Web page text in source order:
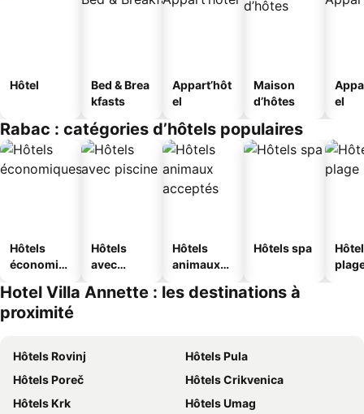
Hôtel
Bed & Brea
kfasts
Appart’hôt
el
Maison
d’hôtes
el
Rabac : catégories d’hôtels populaires
Hôtels
économiq
Hôtels
avec
Hôtels
animaux
Hôtels spa
Hotel Villa Annette : les destinations à
proximité
Hôtels Rovinj
Hôtels Pula
Hôtels Poreč
Hôtels Crikvenica
Hôtels Krk
Hôtels Umag